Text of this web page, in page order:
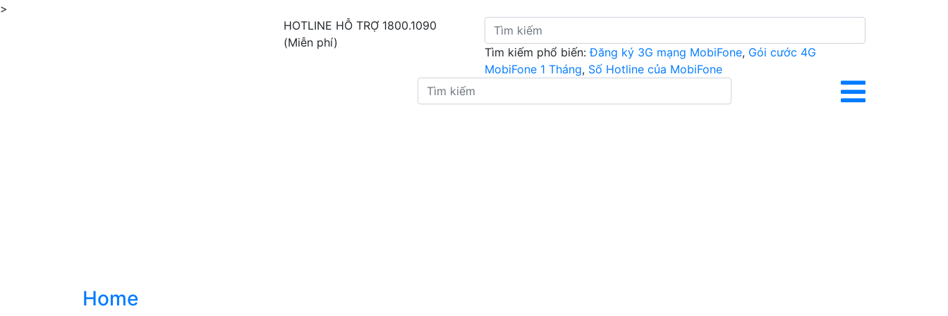
>
HOTLINE HỖ TRỢ 1800.1090
(Miễn phí)
Tìm kiếm phổ biến: Đăng ký 3G mạng MobiFone, Gói cước 4G
MobiFone 1 Tháng, Số Hotline của MobiFone
Home